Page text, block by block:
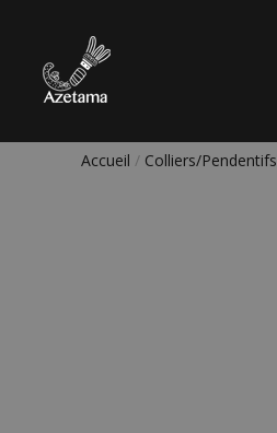
Accueil / Colliers/Pendentifs